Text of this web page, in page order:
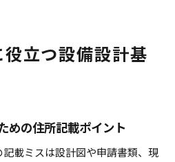
立つ設備設計基
めの住所記載ポイント
載ミスは設計図や申請書類、現